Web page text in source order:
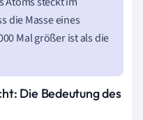
die Masse eines
Mal größer ist als die
Die Bedeutung des